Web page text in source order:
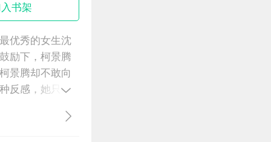
书架
优秀的女生沈
励下，柯景腾
景腾却不敢向
反感，她只想